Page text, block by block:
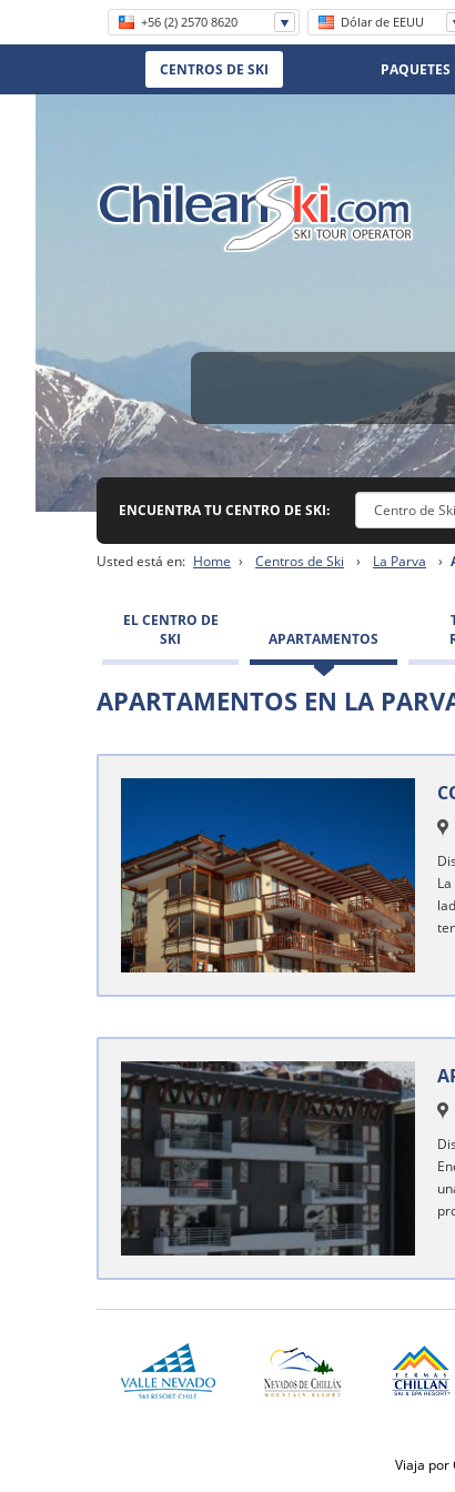
Dólar de EEUU
+56 (2) 2570 8620
1 800 906 8056
(11) 5219-4105
(11) 3958 7071
CENTROS DE SKI PAQUETES
ENCUENTRA TU CENTRO DE SKI:
EL CENTRO DE
SKI
APARTAMENTOS
APARTAMENTOS EN LA
Usted está en: Home › Centros de Ski › La Parva ›
Viaja por